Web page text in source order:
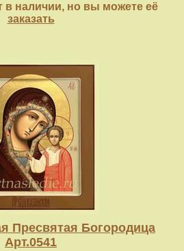
в наличии, но вы можете её
заказать
Пресвятая Богородица
Арт.0541